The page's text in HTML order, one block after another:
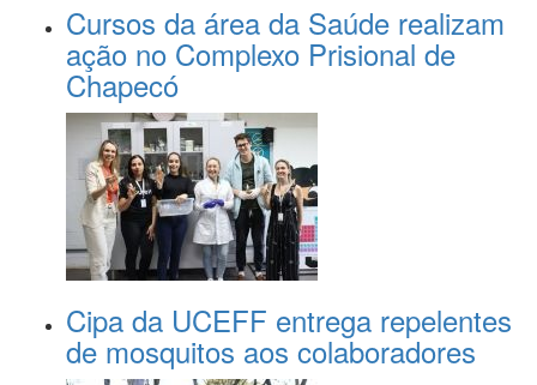
Cursos da área da Saúde realizam
ação no Complexo Prisional de
Chapecó
Cipa da UCEFF entrega repelentes
de mosquitos aos colaboradores